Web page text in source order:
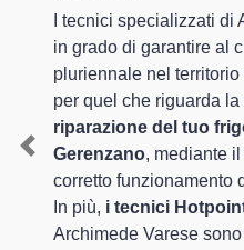
I tecnici specializzati di
in grado di garantire al
pluriennale nel
per quel che riguarda
riparazione del tuo
Gerenzano, mediante
corretto funzionamento
In più, i tecnici
Archimede Varese
Previous